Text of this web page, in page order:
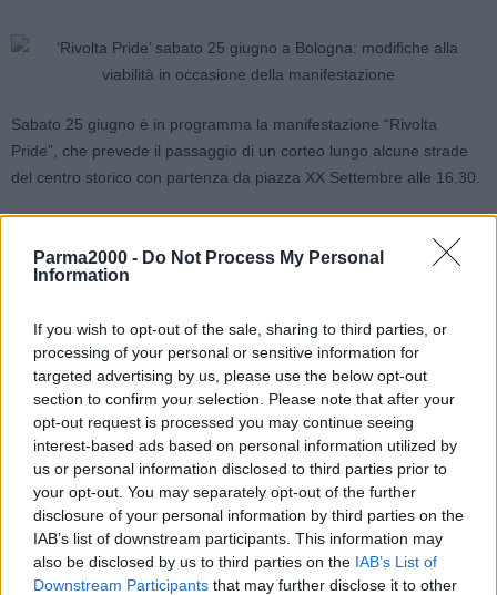
Parma2000 - Do Not Process My Personal
Information
If you wish to opt-out of the sale, sharing to third parties, or
processing of your personal or sensitive information for
targeted advertising by us, please use the below opt-out
section to confirm your selection. Please note that after your
opt-out request is processed you may continue seeing
interest-based ads based on personal information utilized by
us or personal information disclosed to third parties prior to
your opt-out. You may separately opt-out of the further
disclosure of your personal information by third parties on the
IAB’s list of downstream participants. This information may
also be disclosed by us to third parties on the IAB’s List of
Downstream Participants that may further disclose it to other
Sabato 25 giugno è in programma la manifestazione “Rivolta
Pride”, che prevede il passaggio di un corteo lungo alcune strade
del centro storico con partenza da piazza XX Settembre alle 16.30.
emanato un’ordinanza che contiene le modifiche alla viabilità.
divieto di transito veicolare nelle seguenti vie, per il tempo
strettamente necessario al passaggio del corteo, ad esclusione dei
veicoli di pronto intervento e di pubblica sicurezza: piazza XX
Settembre, via Indipendenza (Da Piazza XX Settembre a via Dei
Mille)
Dalle 16.30 e fino a cessate esigenze é in vigore il divieto di transito
veicolare nelle seguenti vie, per il tempo strettamente necessario al
passaggio del corteo, ad esclusione dei veicoli di pronto intervento
e di pubblica sicurezza: via dei Mille, piazza dei Martiri, via Don